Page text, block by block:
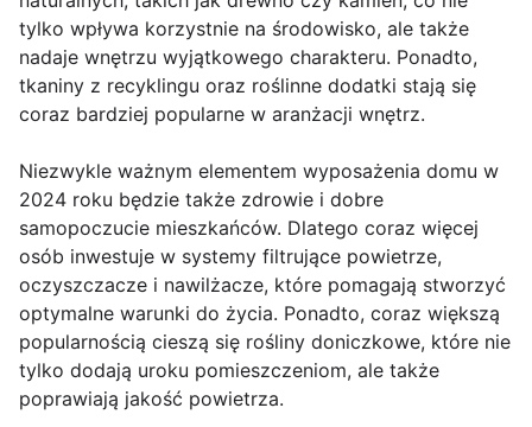
tylko wpływa korzystnie na środowisko, ale także
nadaje wnętrzu wyjątkowego charakteru. Ponadto,
tkaniny z recyklingu oraz roślinne dodatki stają się
coraz bardziej popularne w aranżacji wnętrz.
Niezwykle ważnym elementem wyposażenia domu w
2024 roku będzie także zdrowie i dobre
samopoczucie mieszkańców. Dlatego coraz więcej
osób inwestuje w systemy filtrujące powietrze,
oczyszczacze i nawilżacze, które pomagają stworzyć
optymalne warunki do życia. Ponadto, coraz większą
popularnością cieszą się rośliny doniczkowe, które nie
tylko dodają uroku pomieszczeniom, ale także
poprawiają jakość powietrza.